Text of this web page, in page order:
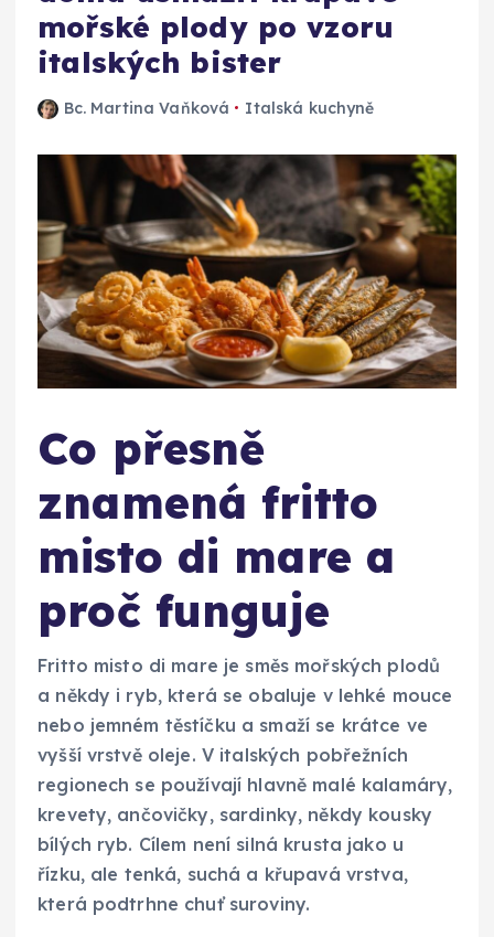
mořské plody po vzoru
italských bister
Bc. Martina Vaňková Italská kuchyně
Co přesně
znamená fritto
misto di mare a
proč funguje
Fritto misto di mare je směs mořských plodů
a někdy i ryb, která se obaluje v lehké mouce
nebo jemném těstíčku a smaží se krátce ve
vyšší vrstvě oleje. V italských pobřežních
regionech se používají hlavně malé kalamáry,
krevety, ančovičky, sardinky, někdy kousky
bílých ryb. Cílem není silná krusta jako u
řízku, ale tenká, suchá a křupavá vrstva,
která podtrhne chuť suroviny.